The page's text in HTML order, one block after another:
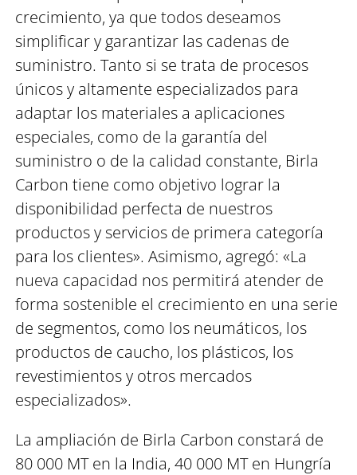
crecimiento, ya que todos deseamos
simplificar y garantizar las cadenas de
suministro. Tanto si se trata de procesos
únicos y altamente especializados para
adaptar los materiales a aplicaciones
especiales, como de la garantía del
suministro o de la calidad constante, Birla
Carbon tiene como objetivo lograr la
disponibilidad perfecta de nuestros
productos y servicios de primera categoría
para los clientes». Asimismo, agregó: «La
nueva capacidad nos permitirá atender de
forma sostenible el crecimiento en una serie
de segmentos, como los neumáticos, los
productos de caucho, los plásticos, los
revestimientos y otros mercados
especializados».
La ampliación de Birla Carbon constará de
80 000 MT en la India, 40 000 MT en Hungría